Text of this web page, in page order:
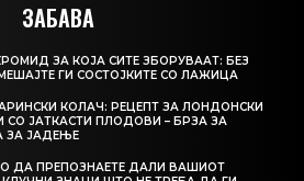
ЗАБАВА
ЗА КОЈА СИТЕ ЗБОРУВААТ: БЕЗ
ГИ СОСТОЈКИТЕ СО ЛАЖИЦА
КОЛАЧ: РЕЦЕПТ ЗА ЛОНДОНСКИ
СО ЈАТКАСТИ ПЛОДОВИ – БРЗА ЗА
ЗА ЈАДЕЊЕ
ДА ПРЕПОЗНАЕТЕ ДАЛИ ВАШИОТ